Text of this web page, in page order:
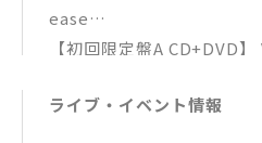
ease
【初回限定盤A
01. 未完成 （フジテレビ
ライブ・イベント情報